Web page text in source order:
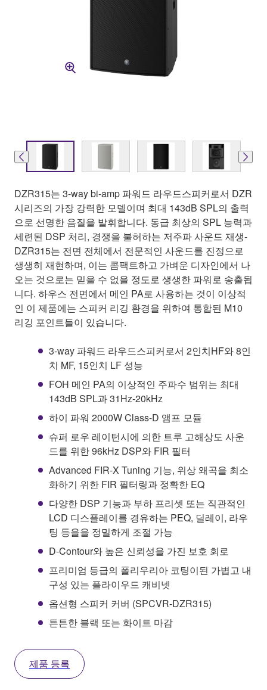
DZR315는 3-way bi-amp 파워드 라우드스피커로서 DZR
시리즈의 가장 강력한 모델이며 최대 143dB SPL의 출력
으로 선명한 음질을 발휘합니다. 동급 최상의 SPL 능력과
세련된 DSP 처리, 경쟁을 불허하는 저주파 사운드 재생-
DZR315는 전면 전체에서 전문적인 사운드를 진정으로
생생히 재현하며, 이는 콤팩트하고 가벼운 디자인에서 나
오는 것으로는 믿을 수 없을 정도로 생생한 파워로 송출됩
니다. 하우스 전면에서 메인 PA로 사용하는 것이 이상적
인 이 제품에는 스피커 리깅 환경을 위하여 통합된 M10
리깅 포인트들이 있습니다.
3-way 파워드 라우드스피커로서 2인치HF와 8인
치 MF, 15인치 LF 성능
FOH 메인 PA의 이상적인 주파수 범위는 최대
143dB SPL과 31Hz-20kHz
하이 파워 2000W Class-D 앰프 모듈
슈퍼 로우 레이턴시에 의한 트루 고해상도 사운
드를 위한 96kHz DSP와 FIR 필터
Advanced FIR-X Tuning 기능, 위상 왜곡을 최소
화하기 위한 FIR 필터링과 정확한 EQ
다양한 DSP 기능과 부하 프리셋 또는 직관적인
LCD 디스플레이를 경유하는 PEQ, 딜레이, 라우
팅 등을을 정밀하게 조절 가능
D-Contour와 높은 신뢰성을 가진 보호 회로
프리미엄 등급의 폴리우리아 코팅이된 가볍고 내
구성 있는 플라이우드 캐비넷
옵션형 스피커 커버 (SPCVR-DZR315)
튼튼한 블랙 또는 화이트 마감
제품 등록